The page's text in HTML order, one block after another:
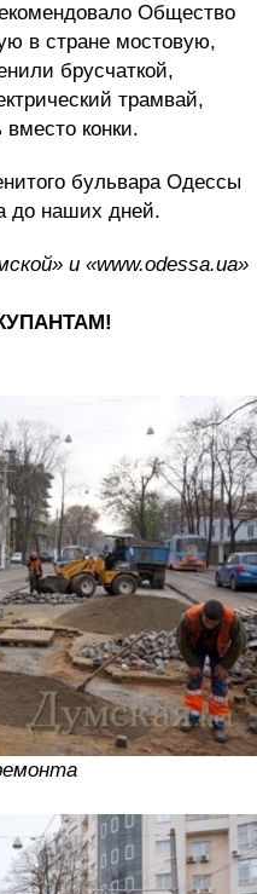
Общество
в стране мостовую,
брусчаткой,
трамвай,
конки.
бульвара Одессы
до наших дней.
и «www.odessa.ua»